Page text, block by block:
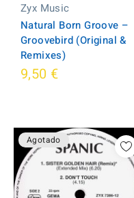
Zyx Music
Natural Born Groove ‎–
Groovebird (Original &
Remixes)
9,50 €
Agotado